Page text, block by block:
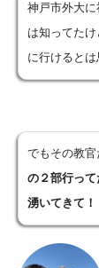
神戸市外大
は知ってた
に行けるとは
でもその教官
の２部行っ
湧いてきて！